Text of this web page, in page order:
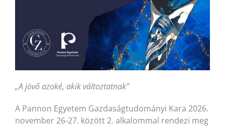
„A jövő azoké, akik változtatnak”
A Pannon Egyetem Gazdaságtudományi Kara 2026.
november 26-27. között 2. alkalommal rendezi meg